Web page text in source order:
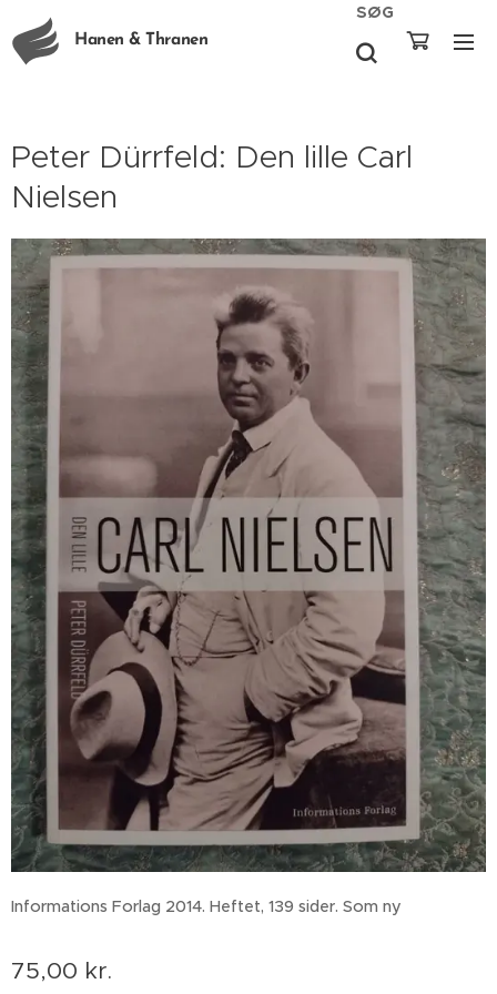
Hanen & Thranen
SØG
Peter Dürrfeld: Den lille Carl
Nielsen
Informations Forlag 2014. Heftet, 139 sider. Som ny
75,00 kr.